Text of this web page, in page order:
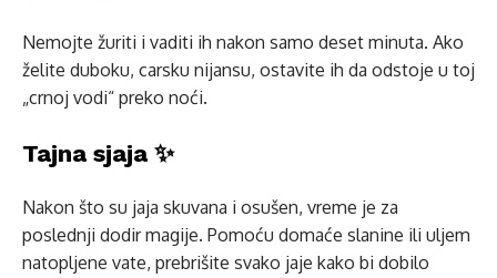
Nemojte žuriti i vaditi ih nakon samo deset minuta. Ako
želite duboku, carsku nijansu, ostavite ih da odstoje u toj
„crnoj vodi“ preko noći.
Tajna sjaja ✨
Nakon što su jaja skuvana i osušen, vreme je za
poslednji dodir magije. Pomoću domaće slanine ili uljem
natopljene vate, prebrišite svako jaje kako bi dobilo